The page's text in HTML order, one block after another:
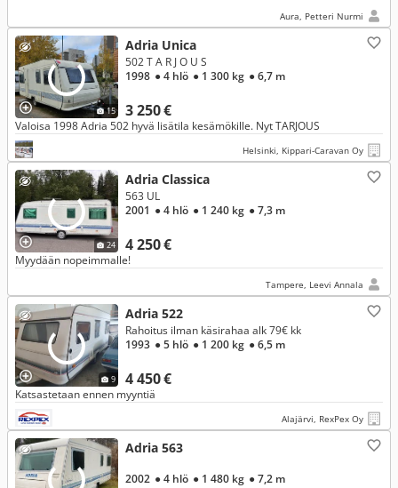
Aura, Petteri Nurmi
15
Adria Unica
3 250 €
502 T A R J O U S
1998 ● 4 hlö ● 1 300 kg ● 6,7 m
Valoisa 1998 Adria 502 hyvä lisätila kesämökille. Nyt TARJOUS
Helsinki, Kippari-Caravan Oy
24
Adria Classica
4 250 €
563 UL
2001 ● 4 hlö ● 1 240 kg ● 7,3 m
Myydään nopeimmalle!
Tampere, Leevi Annala
9
Adria 522
4 450 €
Rahoitus ilman käsirahaa alk 79€ kk
1993 ● 5 hlö ● 1 200 kg ● 6,5 m
Katsastetaan ennen myyntiä
Alajärvi, RexPex Oy
Adria 563
2002 ● 4 hlö ● 1 480 kg ● 7,2 m